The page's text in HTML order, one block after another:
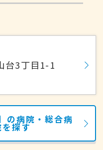
台3丁目1-1
の病院・総合病
探す